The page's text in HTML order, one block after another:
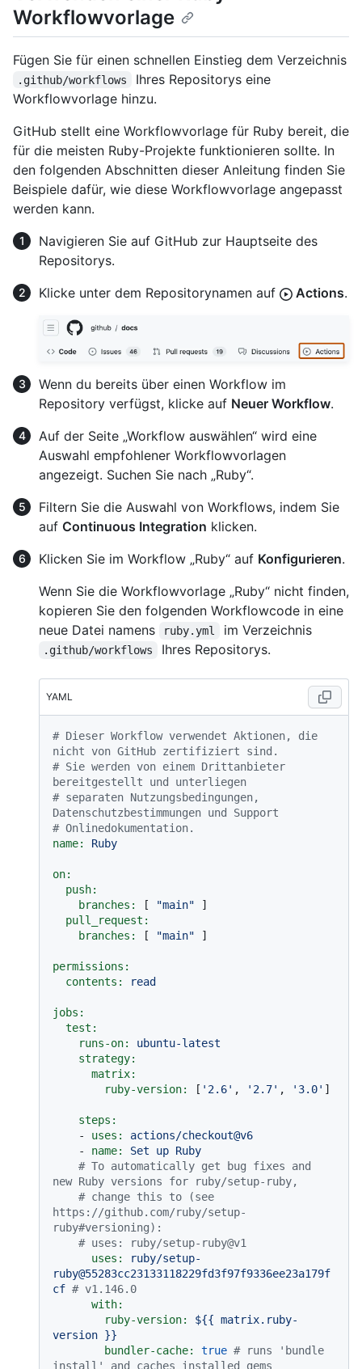
Workflowvorlage
Fügen Sie für einen schnellen Einstieg dem Verzeichnis
.github/workflows
Ihres Repositorys eine
Workflowvorlage hinzu.
GitHub stellt eine Workflowvorlage für Ruby bereit, die
für die meisten Ruby-Projekte funktionieren sollte. In
den folgenden Abschnitten dieser Anleitung finden Sie
Beispiele dafür, wie diese Workflowvorlage angepasst
werden kann.
Navigieren Sie auf GitHub zur Hauptseite des
Repositorys.
Klicke unter dem Repositorynamen auf
Actions.
Wenn du bereits über einen Workflow im
Repository verfügst, klicke auf Neuer Workflow.
Auf der Seite „Workflow auswählen“ wird eine
Auswahl empfohlener Workflowvorlagen
angezeigt. Suchen Sie nach „Ruby“.
Filtern Sie die Auswahl von Workflows, indem Sie
auf Continuous Integration klicken.
Klicken Sie im Workflow „Ruby“ auf Konfigurieren.
Wenn Sie die Workflowvorlage „Ruby“ nicht finden,
kopieren Sie den folgenden Workflowcode in eine
neue Datei namens
ruby.yml im Verzeichnis
.github/workflows Ihres Repositorys.
YAML
# Dieser Workflow verwendet Aktionen, die
nicht von GitHub zertifiziert sind.
# Sie werden von einem Drittanbieter
bereitgestellt und unterliegen
# separaten Nutzungsbedingungen,
Datenschutzbestimmungen und Support
# Onlinedokumentation.
name:
Ruby
on:
push:
branches:
[ "main" ]
pull_request:
branches:
[ "main" ]
permissions:
contents:
read
jobs:
test:
runs-on:
ubuntu-latest
strategy:
matrix:
ruby-version:
[ '2.6' , '2.7' , '3.0' ]
steps:
-
uses:
actions/checkout@v6
-
name: Set up Ruby
# To automatically get bug fixes and
new Ruby versions for ruby/setup-ruby,
# change this to (see
https://github.com/ruby/setup-
ruby#versioning):
# uses: ruby/setup-ruby@v1
uses:
ruby/setup-
ruby@55283cc23133118229fd3f97f9336ee23a179f
cf # v1.146.0
with:
ruby-version:
${{ matrix.ruby-
version }}
bundler-cache:
true # runs 'bundle
install' and caches installed gems